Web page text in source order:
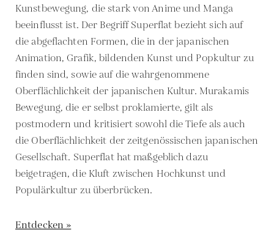
Kunstbewegung, die stark von Anime und Manga
beeinflusst ist. Der Begriff Superflat bezieht sich auf
die abgeflachten Formen, die in der japanischen
Animation, Grafik, bildenden Kunst und Popkultur zu
finden sind, sowie auf die wahrgenommene
Oberflächlichkeit der japanischen Kultur. Murakamis
Bewegung, die er selbst proklamierte, gilt als
postmodern und kritisiert sowohl die Tiefe als auch
die Oberflächlichkeit der zeitgenössischen japanischen
Gesellschaft. Superflat hat maßgeblich dazu
beigetragen, die Kluft zwischen Hochkunst und
Populärkultur zu überbrücken.
Entdecken »